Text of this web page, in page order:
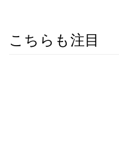
こちらも注目